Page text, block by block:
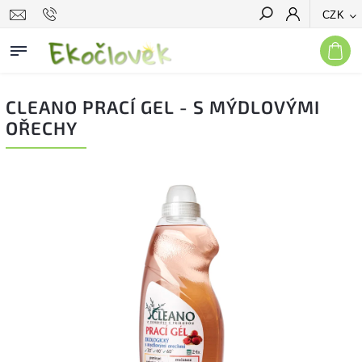
CZK
Hledat
CLEANO PRACÍ GEL - S MÝDLOVÝMI
OŘECHY